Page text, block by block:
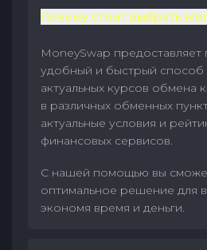
Почему стоит выбрать
MoneySwap предоставляет
удобный и быстрый способ
актуальных курсов обмена
в различных обменных
актуальные условия и
финансовых сервисов.
С нашей помощью вы
оптимальное решение для
экономя время и деньги.